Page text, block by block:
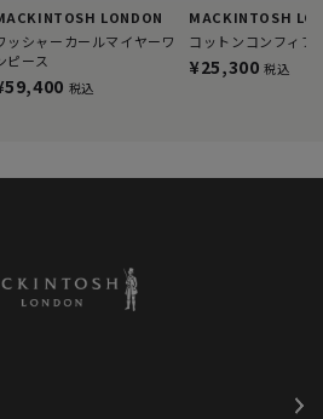
LONDON
ッシャーカールマイヤーワ
ピース
税込
MACKINTOSH
コットンコンフィブ
¥25,300 税込